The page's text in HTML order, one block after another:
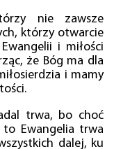
nie zawsze
którzy otwarcie
i miłości
że Bóg ma dla
i mamy
trwa, bo choć
to Ewangelia trwa
dalej, ku